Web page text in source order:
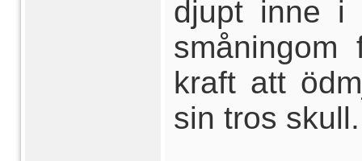
djupt inne i
kraft att
sin tros skull.